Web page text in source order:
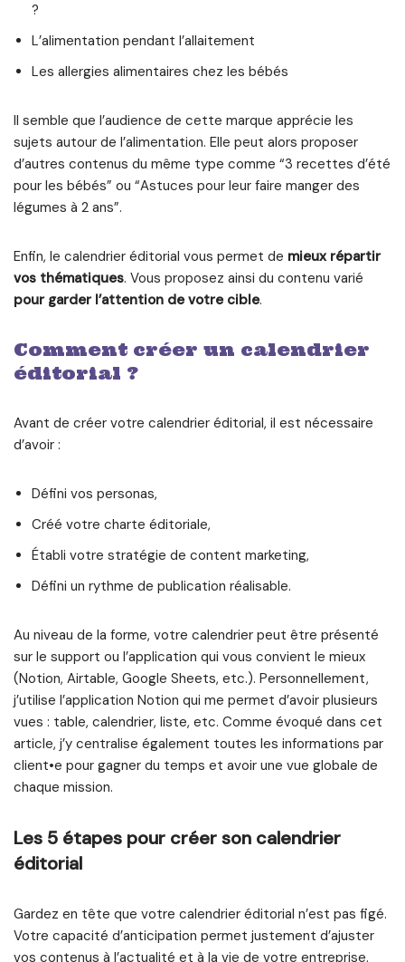
?
L’alimentation pendant l’allaitement
Les allergies alimentaires chez les bébés
Il semble que l’audience de cette marque apprécie les
sujets autour de l’alimentation. Elle peut alors proposer
d’autres contenus du même type comme “3 recettes d’été
pour les bébés” ou “Astuces pour leur faire manger des
légumes à 2 ans”.
Enfin, le calendrier éditorial vous permet de mieux répartir
vos thématiques. Vous proposez ainsi du contenu varié
pour garder l’attention de votre cible.
Comment créer un calendrier
éditorial ?
Avant de créer votre calendrier éditorial, il est nécessaire
d’avoir :
Défini vos personas,
Créé votre charte éditoriale,
Établi votre stratégie de content marketing,
Défini un rythme de publication réalisable.
Au niveau de la forme, votre calendrier peut être présenté
sur le support ou l’application qui vous convient le mieux
(Notion, Airtable, Google Sheets, etc.). Personnellement,
j’utilise l’application Notion qui me permet d’avoir plusieurs
vues : table, calendrier, liste, etc. Comme évoqué dans cet
article, j’y centralise également toutes les informations par
client•e pour gagner du temps et avoir une vue globale de
chaque mission.
Les 5 étapes pour créer son calendrier
éditorial
Gardez en tête que votre calendrier éditorial n’est pas figé.
Votre capacité d’anticipation permet justement d’ajuster
vos contenus à l’actualité et à la vie de votre entreprise.